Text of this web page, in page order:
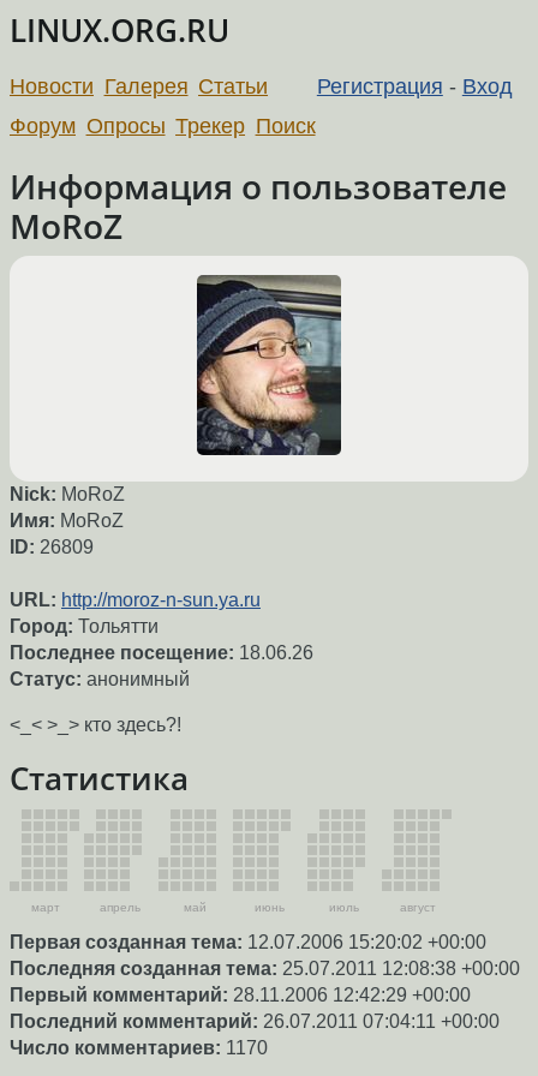
LINUX.ORG.RU
Регистрация - Вход
Новости Галерея Статьи
Форум Опросы Трекер Поиск
Информация о пользователе
MoRoZ
Nick: MoRoZ
Имя: MoRoZ
ID: 26809
URL: http://moroz-n-sun.ya.ru
Город: Тольятти
Последнее посещение: 18.06.26
Статус: анонимный
<_< >_> кто здесь?!
Статистика
март апрель май июнь июль август
Первая созданная тема: 12.07.2006 15:20:02 +00:00
Последняя созданная тема: 25.07.2011 12:08:38 +00:00
Первый комментарий: 28.11.2006 12:42:29 +00:00
Последний комментарий: 26.07.2011 07:04:11 +00:00
Число комментариев: 1170